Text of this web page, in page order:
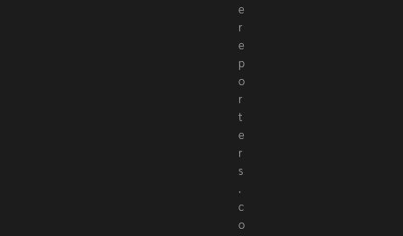
e
r
e
p
o
r
t
e
r
s
.
c
o